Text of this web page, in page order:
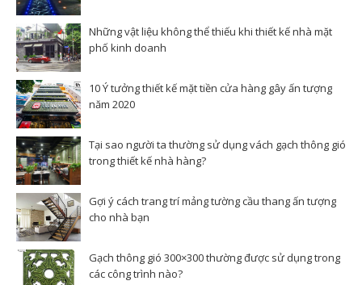
Những vật liệu không thể thiếu khi thiết kế nhà mặt
phố kinh doanh
10 Ý tưởng thiết kế mặt tiền cửa hàng gây ấn tượng
năm 2020
Tại sao người ta thường sử dụng vách gạch thông gió
trong thiết kế nhà hàng?
Gợi ý cách trang trí mảng tường cầu thang ấn tượng
cho nhà bạn
Gạch thông gió 300×300 thường được sử dụng trong
các công trình nào?